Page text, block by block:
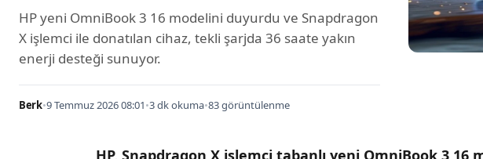
HP yeni OmniBook 3 16 modelini duyurdu ve Snapdragon
X işlemci ile donatılan cihaz, tekli şarjda 36 saate yakın
enerji desteği sunuyor.
Berk•9 Temmuz 2026 08:01•3 dk okuma•83 görüntülenme
HP, Snapdragon X işlemci tabanlı yeni OmniBook 3 16